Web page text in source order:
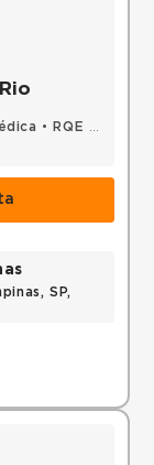
•
RQE 72886 - Reumatologia
SP,